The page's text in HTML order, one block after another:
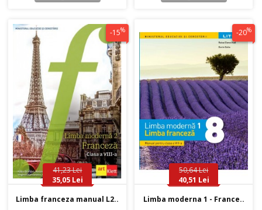
-15%
41,23 Lei
35,05 Lei
Limba franceza manual L2..
-20%
50,64 Lei
40,51 Lei
Limba moderna 1 - France..